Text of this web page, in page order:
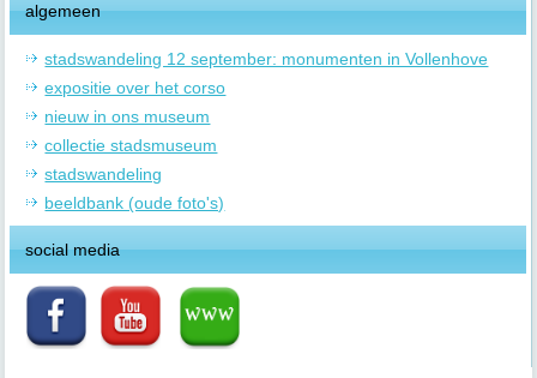
algemeen
stadswandeling 12 september: monumenten in Vollenhove
expositie over het corso
nieuw in ons museum
collectie stadsmuseum
stadswandeling
beeldbank (oude foto's)
social media